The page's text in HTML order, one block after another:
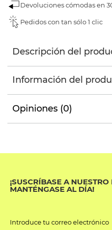
Devoluciones cómodas en
Pedidos con tan sólo 1 clic
Descripción del
Información del
Opiniones (0)
¡SUSCRÍBASE A
MANTÉNGASE AL DÍA!
Introduce tu correo electrónico